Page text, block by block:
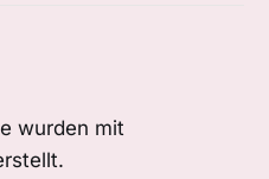
wurden mit